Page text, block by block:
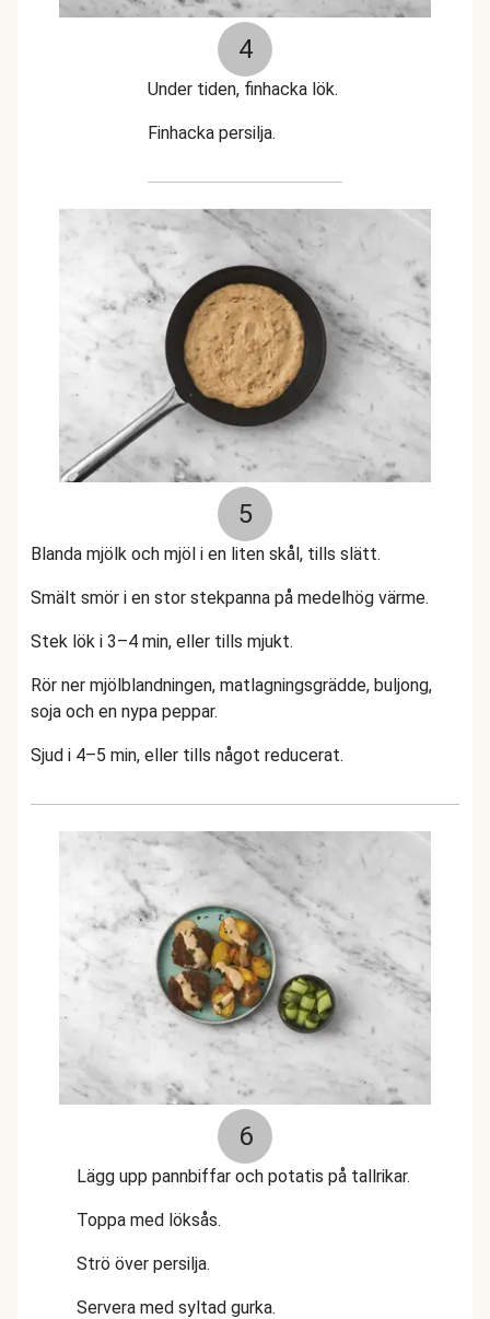
4
Under tiden, finhacka lök.
Finhacka persilja.
5
Blanda mjölk och mjöl i en liten skål, tills slätt.
Smält smör i en stor stekpanna på medelhög värme.
Stek lök i 3–4 min, eller tills mjukt.
Rör ner mjölblandningen, matlagningsgrädde, buljong,
soja och en nypa peppar.
Sjud i 4–5 min, eller tills något reducerat.
6
Lägg upp pannbiffar och potatis på tallrikar.
Toppa med löksås.
Strö över persilja.
Servera med syltad gurka.